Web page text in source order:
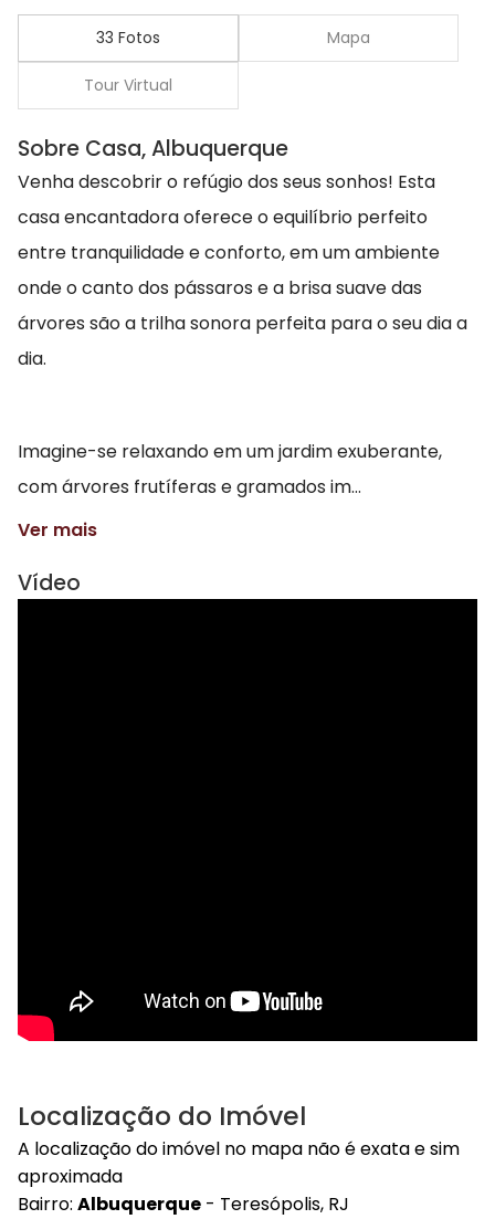
33 Fotos Mapa
Tour Virtual
Sobre Casa, Albuquerque
Venha descobrir o refúgio dos seus sonhos! Esta
casa encantadora oferece o equilíbrio perfeito
entre tranquilidade e conforto, em um ambiente
onde o canto dos pássaros e a brisa suave das
árvores são a trilha sonora perfeita para o seu dia a
dia.
Imagine-se relaxando em um jardim exuberante,
com árvores frutíferas e gramados im...
Ver mais
Vídeo
Localização do Imóvel
A localização do imóvel no mapa não é exata e sim
aproximada
Bairro: Albuquerque - Teresópolis, RJ